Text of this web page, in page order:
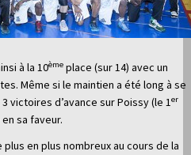
à la 10ème place (sur 14) avec un
Même si le maintien a été long à se
victoires d’avance sur Poissy (le 1er
sa faveur.
en plus nombreux au cours de la